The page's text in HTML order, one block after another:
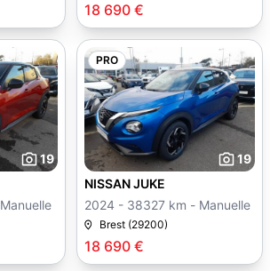
18 690 €
19
2024 - 37727 km - Manuelle
PRO
19
18 690 €
NISSAN JUKE
2024 - 38327 km - Manuelle
Brest (29200)